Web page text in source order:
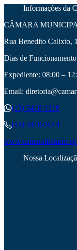
Informações da
CÂMARA
Rua Benedito Calixto,
Dias de
Expediente: 08:00 –
Email:
(13) 3418-1216
(13) 3418-1614
Nossa